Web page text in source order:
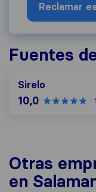
Reclamar
Fuentes
Sirelo
10,0 1
Otras
en